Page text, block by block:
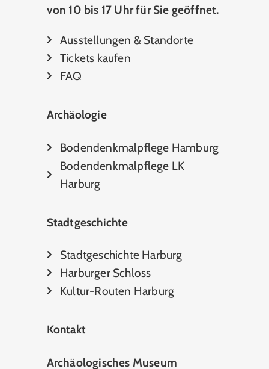
von 10 bis 17 Uhr für Sie geöffnet.
Ausstellungen & Standorte
Tickets kaufen
FAQ
Archäologie
Bodendenkmalpflege Hamburg
Bodendenkmalpflege LK
Harburg
Stadtgeschichte
Stadtgeschichte Harburg
Harburger Schloss
Kultur-Routen Harburg
Kontakt
Archäologisches Museum